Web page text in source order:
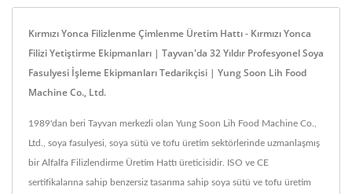
Kırmızı Yonca Filizlenme Çimlenme Üretim Hattı - Kırmızı Yonca
Filizi Yetiştirme Ekipmanları | Tayvan'da 32 Yıldır Profesyonel Soya
Fasulyesi İşleme Ekipmanları Tedarikçisi | Yung Soon Lih Food
Machine Co., Ltd.
1989'dan beri Tayvan merkezli olan Yung Soon Lih Food Machine Co.,
Ltd., soya fasulyesi, soya sütü ve tofu üretim sektörlerinde uzmanlaşmış
bir Alfalfa Filizlendirme Üretim Hattı üreticisidir. ISO ve CE
sertifikalarına sahip benzersiz tasarıma sahip soya sütü ve tofu üretim